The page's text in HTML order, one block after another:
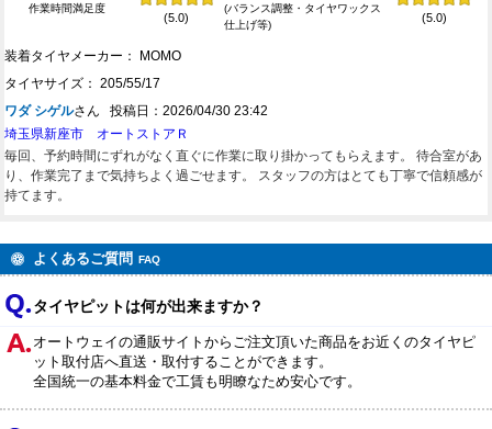
作業時間満足度
(5.0)
(バランス調整・タイヤワックス
仕上げ等)
(5.0)
装着タイヤメーカー： MOMO
タイヤサイズ： 205/55/17
ワダ シゲルさん 投稿日：2026/04/30 23:42
埼玉県新座市 オートストアＲ
毎回、予約時間にずれがなく直ぐに作業に取り掛かってもらえます。 待合室があ
り、作業完了まで気持ちよく過ごせます。 スタッフの方はとても丁寧で信頼感が
持てます。
よくあるご質問 FAQ
タイヤピットは何が出来ますか？
オートウェイの通販サイトからご注文頂いた商品をお近くのタイヤピ
ット取付店へ直送・取付することができます。
全国統一の基本料金で工賃も明瞭なため安心です。